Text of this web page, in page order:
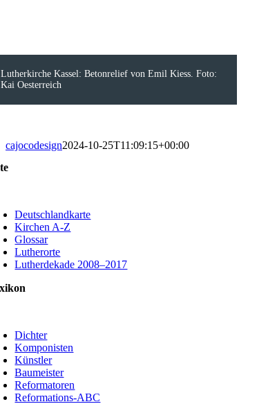
Lutherkirche Kassel: Betonrelief von Emil Kiess. Foto:
Kai Oesterreich
cajocodesign2024-10-25T11:09:15+00:00
Deutschlandkarte
Kirchen A-Z
Glossar
Lutherorte
Lutherdekade 2008–2017
Dichter
Komponisten
Künstler
Baumeister
Reformatoren
Reformations-ABC